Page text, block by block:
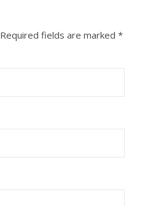
Required fields are marked *